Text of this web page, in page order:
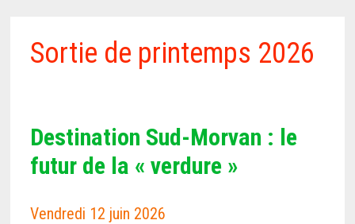
Sortie de printemps 2026
Destination Sud-Morvan : le
futur de la « verdure »
Vendredi 12 juin 2026